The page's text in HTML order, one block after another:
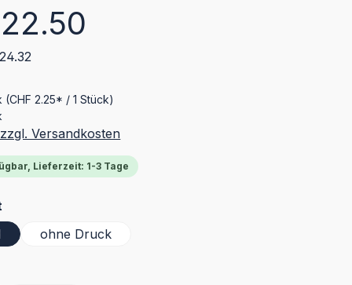
(CHF 2.25* / 1 Stück)
Versandkosten
Lieferzeit: 1-3 Tage
ohne Druck